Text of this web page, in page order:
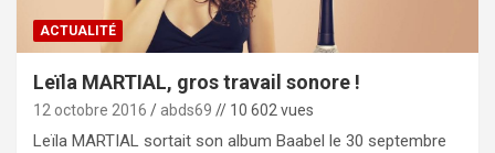
ACTUALITÉ
Leïla MARTIAL, gros travail sonore !
12 octobre 2016 abds69 // 10 602 vues
Leïla MARTIAL sortait son album Baabel le 30 septembre